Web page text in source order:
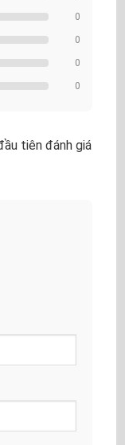
0
0
0
0
tiên đánh giá